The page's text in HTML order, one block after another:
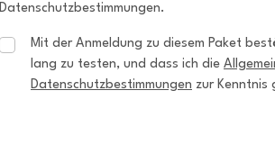
Datenschutzbestimmungen.
Mit der Anmeldung zu diesem Paket
lang zu testen, und dass ich die
Datenschutzbestimmungen zur Kenntnis